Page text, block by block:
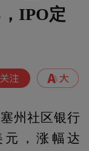
IPO定
州社区银行
元，涨幅达